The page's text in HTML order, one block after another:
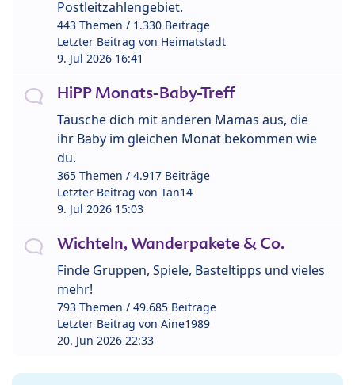
Postleitzahlengebiet.
443 Themen / 1.330 Beiträge
Letzter Beitrag von Heimatstadt
9. Jul 2026 16:41
HiPP Monats-Baby-Treff
Tausche dich mit anderen Mamas aus, die
ihr Baby im gleichen Monat bekommen wie
du.
365 Themen / 4.917 Beiträge
Letzter Beitrag von Tan14
9. Jul 2026 15:03
Wichteln, Wanderpakete & Co.
Finde Gruppen, Spiele, Basteltipps und vieles
mehr!
793 Themen / 49.685 Beiträge
Letzter Beitrag von Aine1989
20. Jun 2026 22:33